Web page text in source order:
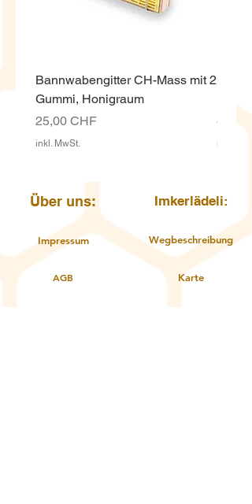
Bannwabengitter CH-Mass mit 2
Gummi, Honigraum
Preis
25,00 CHF
inkl. MwSt.
Preis
4,00
inkl.
Über uns: Imkerlädeli:
Impressum
AGB
Wegbeschreibung
Karte